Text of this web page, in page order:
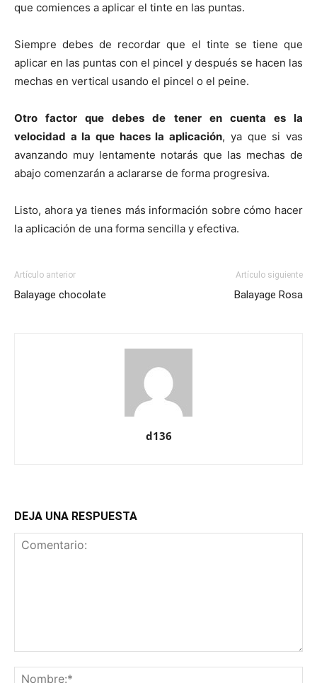
que comiences a aplicar el tinte en las puntas.
Siempre debes de recordar que el tinte se tiene que
aplicar en las puntas con el pincel y después se hacen las
mechas en vertical usando el pincel o el peine.
Otro factor que debes de tener en cuenta es la
velocidad a la que haces la aplicación, ya que si vas
avanzando muy lentamente notarás que las mechas de
abajo comenzarán a aclararse de forma progresiva.
Listo, ahora ya tienes más información sobre cómo hacer
la aplicación de una forma sencilla y efectiva.
Artículo anterior
Balayage chocolate
Artículo siguiente
Balayage Rosa
d136
DEJA UNA RESPUESTA